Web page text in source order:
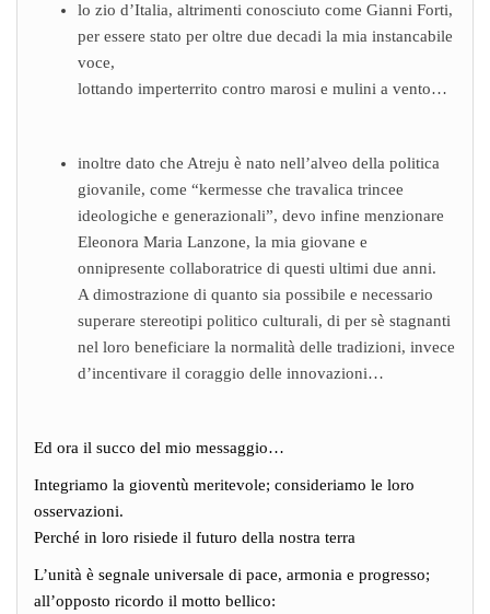
lo zio d’Italia, altrimenti conosciuto come Gianni Forti,
per essere stato per oltre due decadi la mia instancabile
voce,
lottando imperterrito contro marosi e mulini a vento…
inoltre dato che Atreju è nato nell’alveo della politica
giovanile, come “kermesse che travalica trincee
ideologiche e generazionali”, devo infine menzionare
Eleonora Maria Lanzone, la mia giovane e
onnipresente collaboratrice di questi ultimi due anni.
A dimostrazione di quanto sia possibile e necessario
superare stereotipi politico culturali, di per sè stagnanti
nel loro beneficiare la normalità delle tradizioni, invece
d’incentivare il coraggio delle innovazioni…
Ed ora il succo del mio messaggio…
Integriamo la gioventù meritevole; consideriamo le loro
osservazioni.
Perché in loro risiede il futuro della nostra terra
L’unità è segnale universale di pace, armonia e progresso;
all’opposto ricordo il motto bellico: